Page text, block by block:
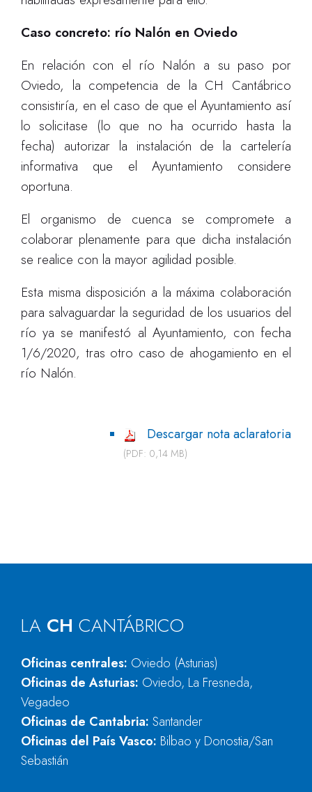
Caso concreto: río Nalón en Oviedo
En relación con el río Nalón a su paso por
Oviedo, la competencia de la CH Cantábrico
consistiría, en el caso de que el Ayuntamiento así
lo solicitase (lo que no ha ocurrido hasta la
fecha) autorizar la instalación de la cartelería
informativa que el Ayuntamiento considere
oportuna.
El organismo de cuenca se compromete a
colaborar plenamente para que dicha instalación
se realice con la mayor agilidad posible.
Esta misma disposición a la máxima colaboración
para salvaguardar la seguridad de los usuarios del
río ya se manifestó al Ayuntamiento, con fecha
1/6/2020, tras otro caso de ahogamiento en el
río Nalón.
Descargar nota aclaratoria
(PDF: 0,14 MB)
LA CH CANTÁBRICO
Oficinas centrales: Oviedo (Asturias)
Oficinas de Asturias: Oviedo, La Fresneda,
Vegadeo
Oficinas de Cantabria: Santander
Oficinas del País Vasco: Bilbao y Donostia/San
Sebastián